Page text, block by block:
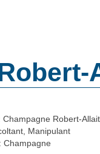
Champagne Robert-Allait
Manipulant
: Champagne